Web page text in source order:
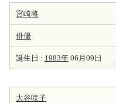
宮崎将
俳優
誕生日 : 1983年 06月09日
大谷咲子